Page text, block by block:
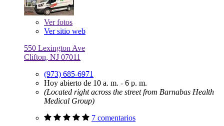
Verfotos
Ver sitio web
550 Lexington Ave
Clifton, NJ 07011
(973) 685-6971
Hoy abierto de 10 a. m. - 6 p. m.
(Located right across the street from Barnabas Health
Medical Group)
7 comentarios